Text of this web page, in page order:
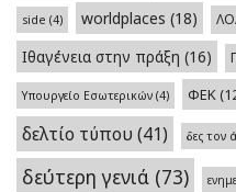
side (4) worldplaces (18)
Ιθαγένεια στην πράξη (16)
Υπουργείο Εσωτερικών (4) ΦΕΚ
δελτίο τύπου (41) δες τον
δεύτερη γενιά (73)